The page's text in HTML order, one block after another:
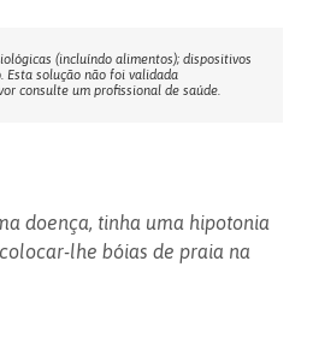
(incluíndo alimentos); dispositivos
Esta solução não foi validada
consulte um profissional de saúde.
doença, tinha uma hipotonia
lhe bóias de praia na